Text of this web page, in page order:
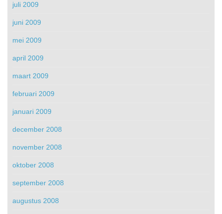
juli 2009
juni 2009
mei 2009
april 2009
maart 2009
februari 2009
januari 2009
december 2008
november 2008
oktober 2008
september 2008
augustus 2008